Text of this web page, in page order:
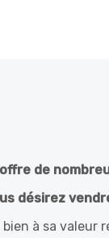
de
désirez
à sa valeur